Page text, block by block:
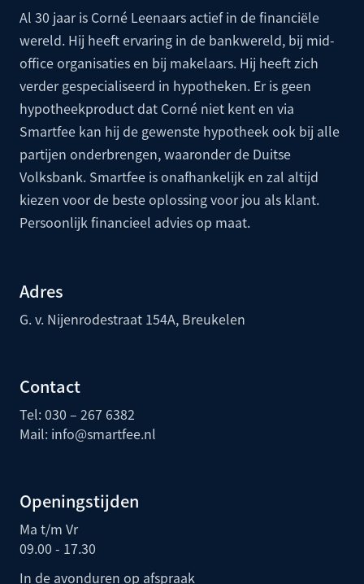
Al 30 jaar is Corné Leenaars actief in de financiële
wereld. Hij heeft ervaring in de bankwereld, bij mid-
office organisaties en bij makelaars. Hij heeft zich
verder gespecialiseerd in hypotheken. Er is geen
hypotheekproduct dat Corné niet kent en via
Smartfee kan hij de gewenste hypotheek ook bij alle
partijen onderbrengen, waaronder de Duitse
Volksbank. Smartfee is onafhankelijk en zal altijd
kiezen voor de beste oplossing voor jou als klant.
Persoonlijk financieel advies op maat.
Adres
G. v. Nijenrodestraat 154A, Breukelen
Contact
Tel: 030 – 267 6382
Mail: info@smartfee.nl
Openingstijden
Ma t/m Vr
09.00 - 17.30
In de avonduren op afspraak